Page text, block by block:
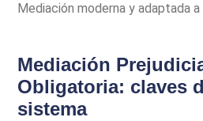
Mediación moderna y adaptada
Mediación
Obligatoria: claves
sistema